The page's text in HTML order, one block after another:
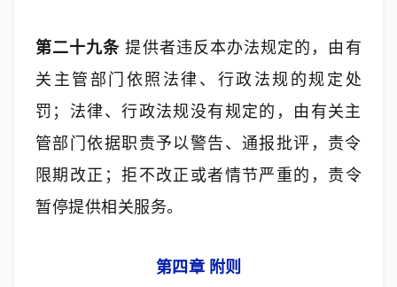
第二十九条 提供者违反本办法规定的，由有
关主管部门依照法律、行政法规的规定处
罚；法律、行政法规没有规定的，由有关主
管部门依据职责予以警告、通报批评，责令
限期改正；拒不改正或者情节严重的，责令
暂停提供相关服务。
第四章 附则